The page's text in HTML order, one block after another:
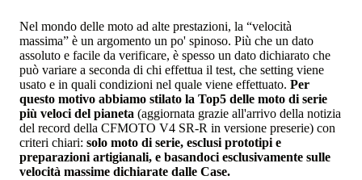
Nel mondo delle moto ad alte prestazioni, la “velocità
massima” è un argomento un po' spinoso. Più che un dato
assoluto e facile da verificare, è spesso un dato dichiarato che
può variare a seconda di chi effettua il test, che setting viene
usato e in quali condizioni nel quale viene effettuato. Per
questo motivo abbiamo stilato la Top5 delle moto di serie
più veloci del pianeta (aggiornata grazie all'arrivo della notizia
del record della CFMOTO V4 SR-R in versione preserie) con
criteri chiari: solo moto di serie, esclusi prototipi e
preparazioni artigianali, e basandoci esclusivamente sulle
velocità massime dichiarate dalle Case.